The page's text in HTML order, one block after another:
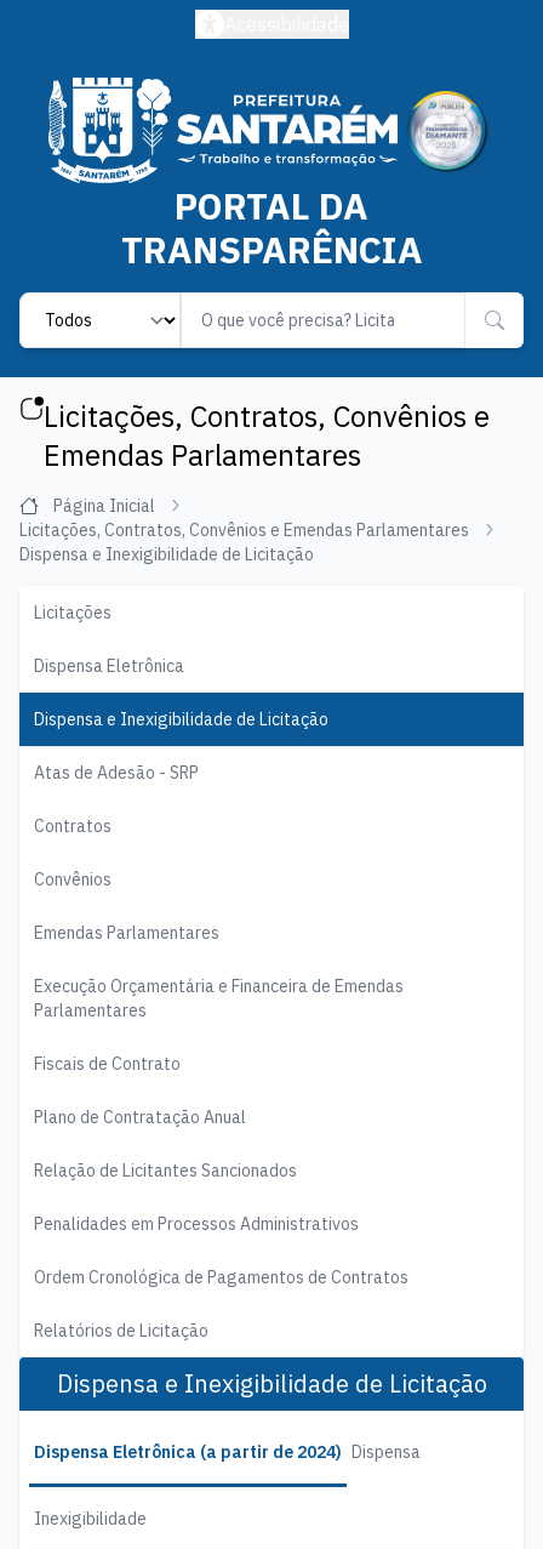
PORTAL DA
TRANSPARÊNCIA
Label
Licitações, Contratos, Convênios e
Emendas Parlamentares
Página Inicial
Licitações, Contratos, Convênios e Emendas Parlamentares
Dispensa e Inexigibilidade de Licitação
Licitações
Dispensa Eletrônica
Dispensa e Inexigibilidade de Licitação
Atas de Adesão - SRP
Contratos
Convênios
Emendas Parlamentares
Execução Orçamentária e Financeira de Emendas
Parlamentares
Fiscais de Contrato
Plano de Contratação Anual
Relação de Licitantes Sancionados
Penalidades em Processos Administrativos
Ordem Cronológica de Pagamentos de Contratos
Relatórios de Licitação
Dispensa e Inexigibilidade de Licitação
Dispensa Eletrônica (a partir de 2024) Dispensa
Inexigibilidade